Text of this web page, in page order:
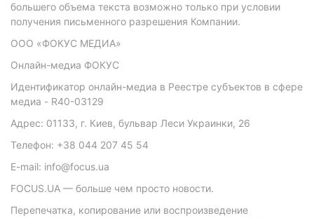
большего объема текста возможно только при условии
получения письменного разрешения Компании.
ООО «ФОКУС МЕДИА»
Онлайн-медиа ФОКУС
Идентификатор онлайн-медиа в Реестре субъектов в сфере
медиа - R40-03129
Адрес: 01133, г. Киев, бульвар Леси Украинки, 26
Телефон: +38 044 207 45 54
E-mail: info@focus.ua
FOCUS.UA — больше чем просто новости.
Перепечатка, копирование или воспроизведение